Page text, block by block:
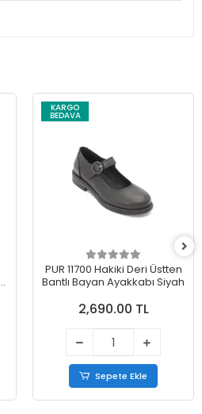
KARGO
BEDAVA
PUR 11700 Hakiki Deri Üstten
Bantlı Bayan Ayakkabı Siyah
2,690.00 TL
Sepete Ekle